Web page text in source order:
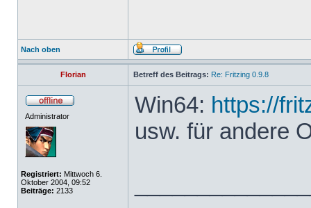
Nach oben
Florian Betreff des Beitrags: Re: Fritzing 0.9.8
Administrator
Registriert: Mittwoch 6.
Oktober 2004, 09:52
Beiträge: 2133
Win64: https://
usw. für andere